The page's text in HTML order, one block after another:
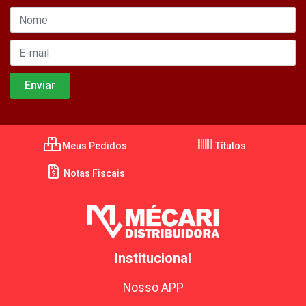
Meus Pedidos Títulos
Notas Fiscais
Institucional
Nosso APP